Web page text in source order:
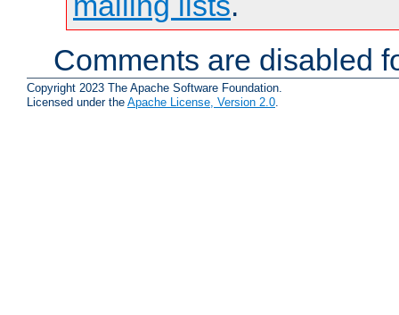
Comments are disabled
Copyright 2023 The Apache Software Foundation.
Licensed under the Apache License, Version 2.0.